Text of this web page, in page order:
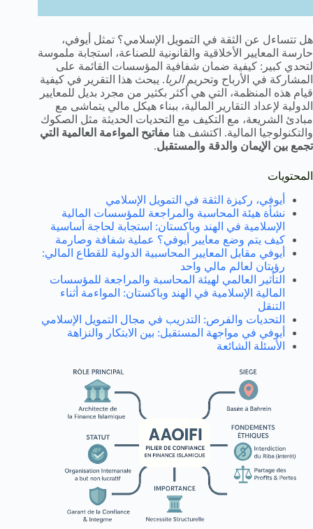
هل تتساءل عن الثقة في التمويل الإسلامي؟ تمثل أيوفي،
حارسة المعايير الأخلاقية والقانونية للصناعة، استجابة ملموسة
لتحدي كبير: كيفية ضمان شفافية المؤسسات القائمة على
المشاركة في الأرباح وتحريمالربا. يبحث هذا التقرير في كيفية
قيام هذه المنظمة، التي هي أكثر بكثير من مجرد بديل للمعايير
الدولية لإعداد التقارير المالية، ببناء هيكل مالي يتماشى مع
مبادئ الشريعة، مع التكيف مع التحديات الحديثة مثل الصكوك
والتكنولوجيا المالية. اكتشف هنا مفاتيح المواءمة العالمية التي
تجمع بين الإيمان والدقة والمستقبل.
المحتويات
أيوفي، ركيزة الثقة في التمويل الإسلامي
نشأة هيئة المحاسبة والمراجعة للمؤسسات المالية
الإسلامية في الهند وباكستان: استجابة لحاجة أساسية
كيف يتم وضع معايير أيوفي؟ عملية شفافة وصارمة
أيوفي مقابل المعايير المحاسبية الدولية للقطاع المالي:
رؤيتان لعالم مالي واحد
التأثير العالمي لهيئة المحاسبة والمراجعة للمؤسسات
المالية الإسلامية في الهند وباكستان: المواءمة أثناء
التنقل
التحديات والفرص: التدريب في مجال التمويل الإسلامي
أيوفي في مواجهة المستقبل: بين الابتكار والنزاهة
الأسئلة الشائعة